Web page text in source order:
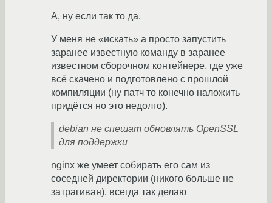
А, ну если так то да.
У меня не «искать» а просто запустить
заранее известную команду в заранее
известном сборочном контейнере, где уже
всё скачено и подготовлено с прошлой
компиляции (ну патч то конечно наложить
придётся но это недолго).
debian не спешат обновлять OpenSSL
для поддержки
nginx же умеет собирать его сам из
соседней директории (никого больше не
затрагивая), всегда так делаю